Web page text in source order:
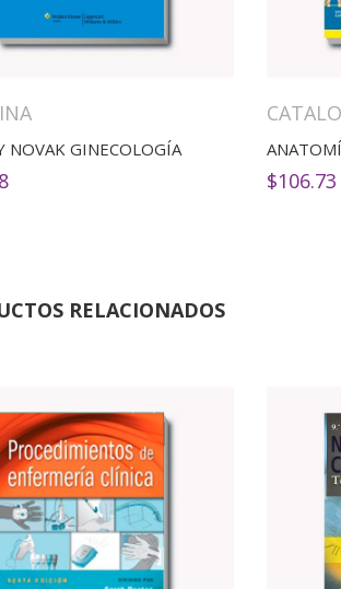
NOVAK GINECOLOGÍA
$106.73
RELACIONADOS